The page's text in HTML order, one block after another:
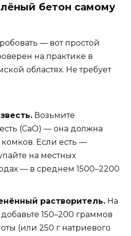
бетон самому
— вот простой
на практике в
областях. Не требует
Возьмите
(CaO) — она должна
комков. Если есть —
на местных
— в среднем 1500–2200
растворитель. На
150–200 граммов
(или 250 г натриевого